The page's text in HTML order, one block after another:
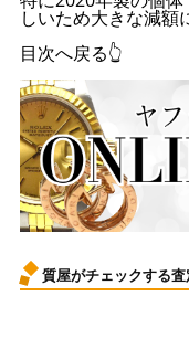
しいため大きな減額
目次へ戻る👆
質屋がチェックする査